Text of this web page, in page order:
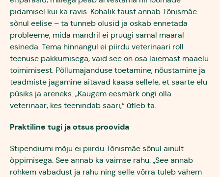
pidamisel kui ka ravis. Kohalik taust annab Tõnismäe
sõnul eelise – ta tunneb olusid ja oskab ennetada
probleeme, mida mandril ei pruugi samal määral
esineda. Tema hinnangul ei piirdu veterinaari roll
teenuse pakkumisega, vaid see on osa laiemast maaelu
toimimisest. Põllumajanduse toetamine, nõustamine ja
teadmiste jagamine aitavad kaasa sellele, et saarte elu
püsiks ja areneks. „Kaugem eesmärk ongi olla
veterinaar, kes teenindab saari,“ ütleb ta.
Praktiline tugi ja otsus proovida
Stipendiumi mõju ei piirdu Tõnismäe sõnul ainult
õppimisega. See annab ka vaimse rahu. „See annab
rohkem vabadust ja rahu ning selle võrra tuleb vähem